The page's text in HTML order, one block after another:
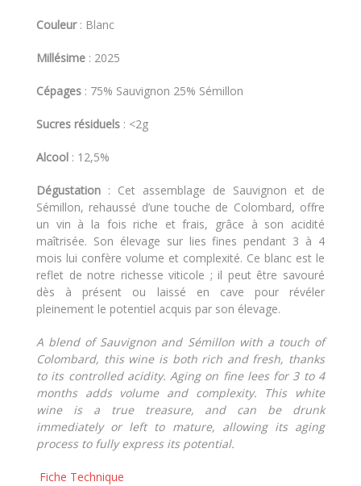
Couleur: Blanc
Millésime : 2025
Cépages : 75% Sauvignon 25% Sémillon
Sucres résiduels : <2g
Alcool : 12,5%
Dégustation : Cet assemblage de Sauvignon et de
Sémillon, rehaussé d’une touche de Colombard, offre
un vin à la fois riche et frais, grâce à son acidité
maîtrisée. Son élevage sur lies fines pendant 3 à 4
mois lui confère volume et complexité. Ce blanc est le
reflet de notre richesse viticole ; il peut être savouré
dès à présent ou laissé en cave pour révéler
pleinement le potentiel acquis par son élevage.
A blend of Sauvignon and Sémillon with a touch of
Colombard, this wine is both rich and fresh, thanks
to its controlled acidity. Aging on fine lees for 3 to 4
months adds volume and complexity. This white
wine is a true treasure, and can be drunk
immediately or left to mature, allowing its aging
process to fully express its potential.
Fiche Technique